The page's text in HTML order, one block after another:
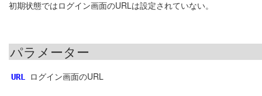
初期状態ではログイン画面のURLは設定されていない。
パラメーター
URL ログイン画面のURL